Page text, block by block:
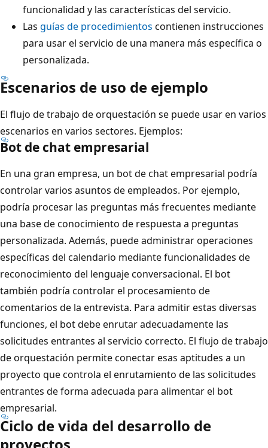
funcionalidad y las características del servicio.
Las guías de procedimientos contienen instrucciones
para usar el servicio de una manera más específica o
personalizada.
Escenarios de uso de ejemplo
El flujo de trabajo de orquestación se puede usar en varios
escenarios en varios sectores. Ejemplos:
Bot de chat empresarial
En una gran empresa, un bot de chat empresarial podría
controlar varios asuntos de empleados. Por ejemplo,
podría procesar las preguntas más frecuentes mediante
una base de conocimiento de respuesta a preguntas
personalizada. Además, puede administrar operaciones
específicas del calendario mediante funcionalidades de
reconocimiento del lenguaje conversacional. El bot
también podría controlar el procesamiento de
comentarios de la entrevista. Para admitir estas diversas
funciones, el bot debe enrutar adecuadamente las
solicitudes entrantes al servicio correcto. El flujo de trabajo
de orquestación permite conectar esas aptitudes a un
proyecto que controla el enrutamiento de las solicitudes
entrantes de forma adecuada para alimentar el bot
empresarial.
Ciclo de vida del desarrollo de
proyectos